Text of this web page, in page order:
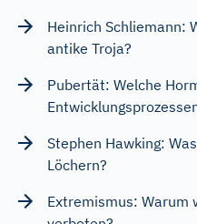
Heinrich Schliemann:
antike Troja?
Pubertät: Welche
Stephen Hawking:
Löchern?
Extremismus: Warum